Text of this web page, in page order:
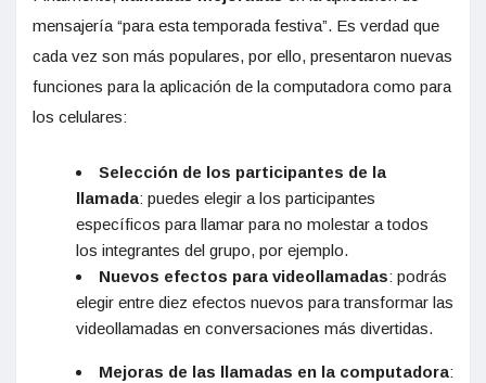
mensajería “para esta temporada festiva”. Es verdad que
cada vez son más populares, por ello, presentaron nuevas
funciones para la aplicación de la computadora como para
los celulares:
Selección de los participantes de la
llamada: puedes elegir a los participantes
específicos para llamar para no molestar a todos
los integrantes del grupo, por ejemplo.
Nuevos efectos para videollamadas: podrás
elegir entre diez efectos nuevos para transformar las
videollamadas en conversaciones más divertidas.
Mejoras de las llamadas en la computadora: